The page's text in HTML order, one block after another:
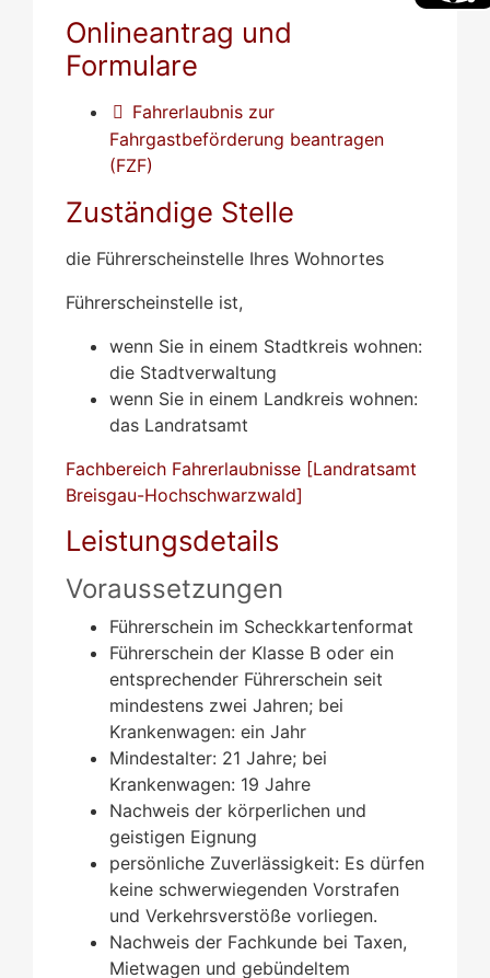
Onlineantrag und
Formulare
Fahrerlaubnis zur
Fahrgastbeförderung beantragen
(FZF)
Zuständige Stelle
die Führerscheinstelle Ihres Wohnortes
Führerscheinstelle ist,
wenn Sie in einem Stadtkreis wohnen:
die Stadtverwaltung
wenn Sie in einem Landkreis wohnen:
das Landratsamt
Fachbereich Fahrerlaubnisse [Landratsamt
Breisgau-Hochschwarzwald]
Leistungsdetails
Voraussetzungen
Führerschein im Scheckkartenformat
Führerschein der Klasse B oder ein
entsprechender Führerschein seit
mindestens zwei Jahren; bei
Krankenwagen: ein Jahr
Mindestalter: 21 Jahre; bei
Krankenwagen: 19 Jahre
Nachweis der körperlichen und
geistigen Eignung
persönliche Zuverlässigkeit: Es dürfen
keine schwerwiegenden Vorstrafen
und Verkehrsverstöße vorliegen.
Nachweis der Fachkunde bei Taxen,
Mietwagen und gebündeltem